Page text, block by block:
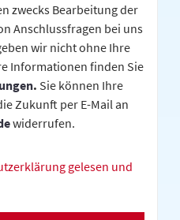
zwecks Bearbeitung der
Anschlussfragen bei uns
wir nicht ohne Ihre
Informationen finden Sie
. Sie können Ihre
Zukunft per E-Mail an
widerrufen.
gelesen und